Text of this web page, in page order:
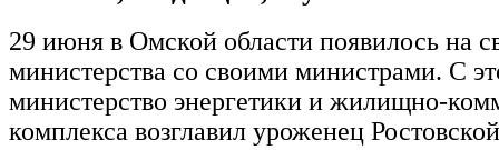
29 июня в Омской области появилось на
министерства со своими министрами. С
министерство энергетики и жилищно-
комплекса возглавил уроженец